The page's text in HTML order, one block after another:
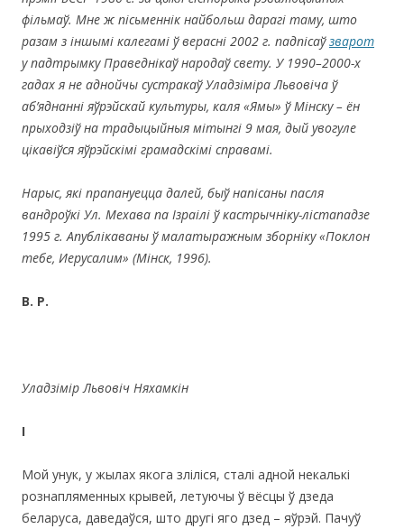
фільмаў. Мне ж пісьменнік найбольш дарагі таму, што
разам з іншымі калегамі ў верасні 2002 г. падпісаўзварот
у падтрымку Праведнікаў народаў свету. У 1990–2000-х
гадах я не аднойчы сустракаў Уладзіміра Львовіча ў
аб’яднанні яўрэйскай культуры, каля «Ямы» ў Мінску – ён
прыходзіў на традыцыйныя мітынгі 9 мая, дый увогуле
цікавіўся яўрэйскімі грамадскімі справамі.
Нарыс, які прапануецца далей, быў напісаны пасля
вандроўкі Ул. Мехава па Ізраілі ў кастрычніку-лістападзе
1995 г. Апублікаваны ў малатыражным зборніку «Поклон
тебе, Иерусалим» (Мінск, 1996).
В. Р.
Уладзімір Львовіч Няхамкін
І
Мой унук, у жылах якога зліліся, сталі адной некалькі
рознапляменных крывей, летуючы ў вёсцы ў дзеда
беларуса, даведаўся, што другі яго дзед – яўрэй. Пачуў